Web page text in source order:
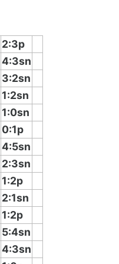
2:3p
4:3sn
3:2sn
1:2sn
1:0sn
0:1p
4:5sn
2:3sn
1:2p
2:1sn
1:2p
5:4sn
4:3sn